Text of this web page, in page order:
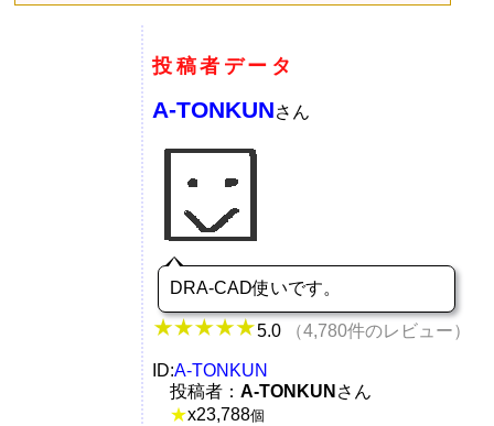
投稿者データ
A-TONKUNさん
DRA-CAD使いです。
5.0 （4,780件のレビュー）
ID:A-TONKUN
投稿者： A-TONKUN さん
★x23,788個